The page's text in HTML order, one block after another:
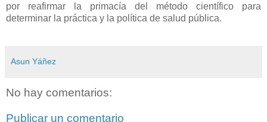
por reafirmar la primacía del método científico para
determinar la práctica y la política de salud pública.
Asun Yáñez
No hay comentarios:
Publicar un comentario